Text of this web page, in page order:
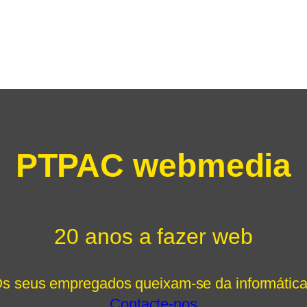
PTPAC webmedia
20 anos a fazer web
seus empregados queixam-se da